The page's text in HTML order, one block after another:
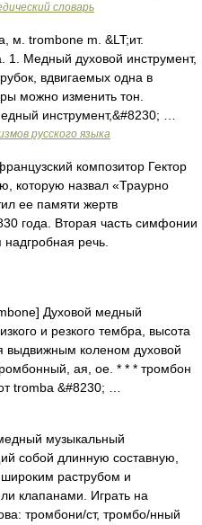
словарь
trombone m. &LT;ит.
1. Медный духовой инструмент,
вдвигаемых одна в
можно изменить тон.
инструмент,&#8230; …
русского языка
композитор Гектор
которую назвал «Траурно
ее памяти жертв
года. Вторая часть симфонии
речь.
Духовой медный
и резкого тембра, высота
выдвижным коленом духовой
ая, ое. * * * тромбон
tromba &#8230; …
музыкальный
собой длинную составную,
широким раструбом и
клапанами. Играть на
тромбони/ст, тромбо/нный